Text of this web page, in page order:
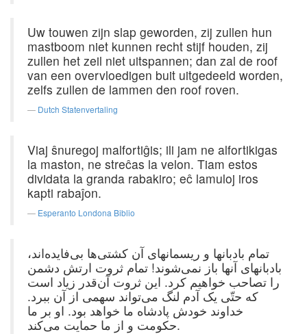
Uw touwen zijn slap geworden, zij zullen hun
mastboom niet kunnen recht stijf houden, zij
zullen het zeil niet uitspannen; dan zal de roof
van een overvloedigen buit uitgedeeld worden,
zelfs zullen de lammen den roof roven.
Dutch Statenvertaling
Viaj ŝnuregoj malfortiĝis; ili jam ne alfortikigas
la maston, ne streĉas la velon. Tiam estos
dividata la granda rabakiro; eĉ lamuloj iros
kapti rabaĵon.
Esperanto Londona Biblio
تمام بادبانها و ریسمانهای آن کشتی‌ها بی‌فایده‌اند،
بادبانهای آنها باز نمی‌شوند! تمام ثروت ارتش دشمن
را تصاحب خواهیم کرد. این ثروت آن‌قدر زیاد است
که حتّی یک آدم لنگ می‌تواند سهمی از آن ببرد.
خداوند خودش پادشاه ما خواهد بود. او بر ما
حکومت و از ما حمایت می‌کند.